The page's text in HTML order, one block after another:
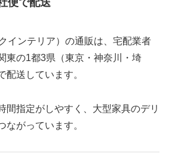
便で配送
インテリア）の通販は、宅配業者
東の1都3県（東京・神奈川・埼
配送しています。
間指定がしやすく、大型家具のデリ
ながっています。